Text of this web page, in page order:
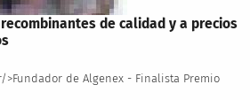
de calidad y a precios
>Fundador de Algenex - Finalista Premio